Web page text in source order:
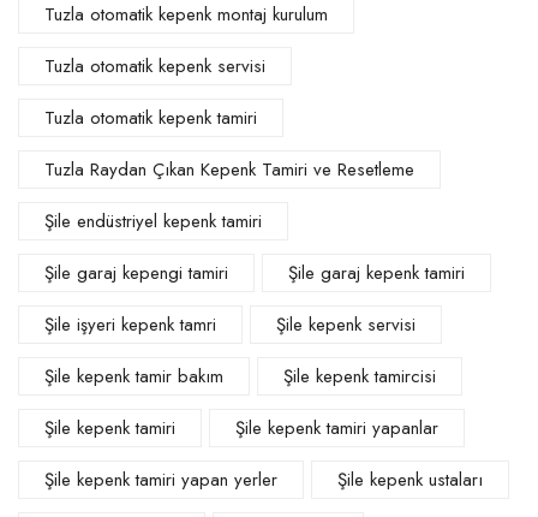
Tuzla otomatik kepenk montaj kurulum
Tuzla otomatik kepenk servisi
Tuzla otomatik kepenk tamiri
Tuzla Raydan Çıkan Kepenk Tamiri ve Resetleme
Şile endüstriyel kepenk tamiri
Şile garaj kepengi tamiri
Şile garaj kepenk tamiri
Şile işyeri kepenk tamri
Şile kepenk servisi
Şile kepenk tamir bakım
Şile kepenk tamircisi
Şile kepenk tamiri
Şile kepenk tamiri yapanlar
Şile kepenk tamiri yapan yerler
Şile kepenk ustaları